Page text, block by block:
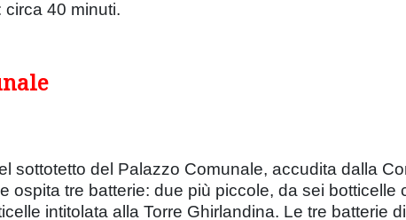
circa 40 minuti.
sottotetto del Palazzo Comunale, accudita dalla
ospita tre batterie: due più piccole, da sei
intitolata alla Torre Ghirlandina. Le tre batterie